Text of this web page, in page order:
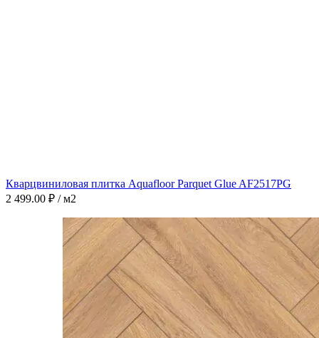
Кварцвиниловая плитка Aquafloor Parquet Glue AF2517PG
2 499.00 ₽ / м2